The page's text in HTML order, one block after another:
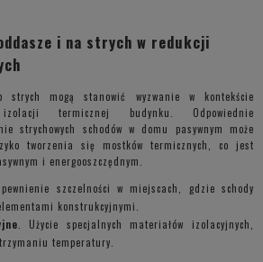
i na strych w redukcji
strych mogą stanowić wyzwanie w kontekście
termicznej budynku. Odpowiednie
strychowych schodów w domu pasywnym może
tworzenia się mostków termicznych, co jest
i energooszczędnym.
szczelności w miejscach, gdzie schody
konstrukcyjnymi.
. Użycie specjalnych materiałów izolacyjnych,
temperatury.